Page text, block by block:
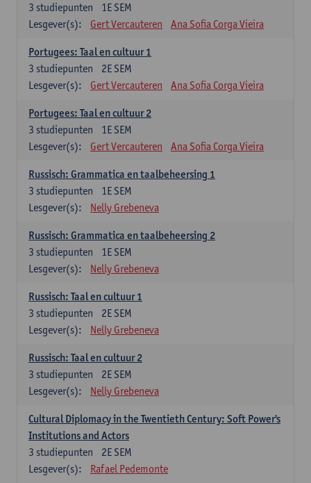
1E SEM
3 studiepunten
Lesgever(s):
Gert Vercauteren Ana Sofia Corga Vieira
Portugees: Taal en cultuur 1
2E SEM
3 studiepunten
Lesgever(s):
Gert Vercauteren Ana Sofia Corga Vieira
Portugees: Taal en cultuur 2
1E SEM
3 studiepunten
Lesgever(s):
Gert Vercauteren Ana Sofia Corga Vieira
Russisch: Grammatica en taalbeheersing 1
1E SEM
3 studiepunten
Lesgever(s):
Nelly Grebeneva
Russisch: Grammatica en taalbeheersing 2
1E SEM
3 studiepunten
Lesgever(s):
Nelly Grebeneva
Russisch: Taal en cultuur 1
2E SEM
3 studiepunten
Lesgever(s):
Nelly Grebeneva
Russisch: Taal en cultuur 2
2E SEM
3 studiepunten
Lesgever(s):
Nelly Grebeneva
Cultural Diplomacy in the Twentieth Century: Soft Power's
Institutions and Actors
2E SEM
3 studiepunten
Lesgever(s):
Rafael Pedemonte